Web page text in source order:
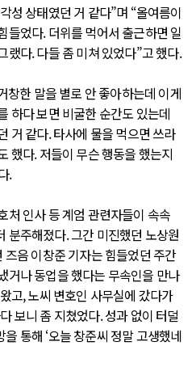
성 상태였던 거 같다”며 “올여름이
들었다. 더위를 먹어서 출근하면 일
랬다. 다들 좀 미쳐 있었다”고 했다.
창한 말을 별로 안 좋아하는데 이게
하다 보면 비굴한 순간도 있는데
거 같다. 타사에 물을 먹으면 쓰라
했다. 저들이 무슨 행동을 했는지
.
처 인사 등 계엄 관련자들이 속속
분주해졌다. 그간 미진했던 노상원
음 이창준 기자는 힘들었던 주간
거나 동업을 했다는 무속인을 만나
고, 노씨 변호인 사무실에 갔다가
보니 좀 지쳤었다. 성과 없이 터덜
통해 ‘오늘 창준씨 정말 고생했네